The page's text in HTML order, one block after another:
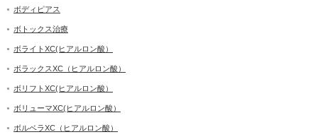
ボディピアス
ボトックス治療
ボライトXC(ヒアルロン酸）
ボラックスXC（ヒアルロン酸）
ボリフトXC(ヒアルロン酸）
ボリューマXC(ヒアルロン酸）
ボルベラXC（ヒアルロン酸）